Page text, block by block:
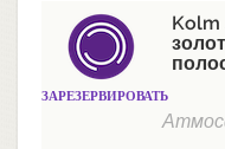
ЗАРЕЗЕРВИРОВАТЬ